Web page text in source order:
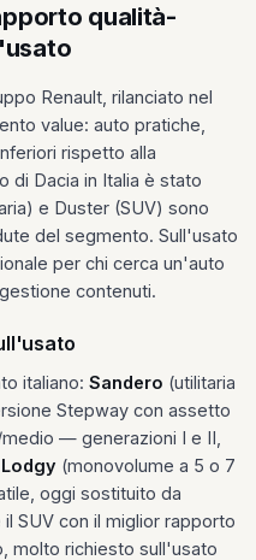
qualità-
Renault, rilanciato nel
value: auto pratiche,
rispetto alla
di Dacia in Italia è stato
e Duster (SUV) sono
del segmento. Sull'usato
per chi cerca un'auto
contenuti.
italiano: Sandero (utilitaria
Stepway con assetto
— generazioni I e II,
Lodgy (monovolume a 5 o 7
oggi sostituito da
SUV con il miglior rapporto
molto richiesto sull'usato